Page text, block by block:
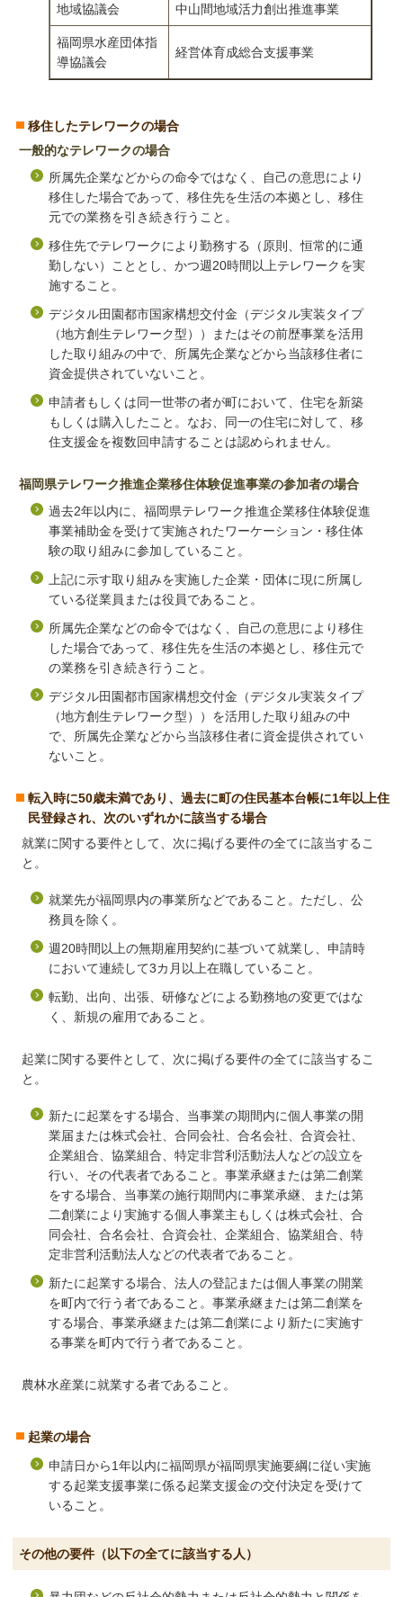
地域協議会 中山間地域活力創出推進事業
福岡県水産団体指
導協議会
経営体育成総合支援事業
移住したテレワークの場合
一般的なテレワークの場合
所属先企業などからの命令ではなく、自己の意思により
移住した場合であって、移住先を生活の本拠とし、移住
元での業務を引き続き行うこと。
移住先でテレワークにより勤務する（原則、恒常的に通
勤しない）こととし、かつ週20時間以上テレワークを実
施すること。
デジタル田園都市国家構想交付金（デジタル実装タイプ
（地方創生テレワーク型））またはその前歴事業を活用
した取り組みの中で、所属先企業などから当該移住者に
資金提供されていないこと。
申請者もしくは同一世帯の者が町において、住宅を新築
もしくは購入したこと。なお、同一の住宅に対して、移
住支援金を複数回申請することは認められません。
福岡県テレワーク推進企業移住体験促進事業の参加者の場合
過去2年以内に、福岡県テレワーク推進企業移住体験促進
事業補助金を受けて実施されたワーケーション・移住体
験の取り組みに参加していること。
上記に示す取り組みを実施した企業・団体に現に所属し
ている従業員または役員であること。
所属先企業などの命令ではなく、自己の意思により移住
した場合であって、移住先を生活の本拠とし、移住元で
の業務を引き続き行うこと。
デジタル田園都市国家構想交付金（デジタル実装タイプ
（地方創生テレワーク型））を活用した取り組みの中
で、所属先企業などから当該移住者に資金提供されてい
ないこと。
転入時に50歳未満であり、過去に町の住民基本台帳に1年以上住
民登録され、次のいずれかに該当する場合
就業に関する要件として、次に掲げる要件の全てに該当するこ
と。
就業先が福岡県内の事業所などであること。ただし、公
務員を除く。
週20時間以上の無期雇用契約に基づいて就業し、申請時
において連続して3カ月以上在職していること。
転勤、出向、出張、研修などによる勤務地の変更ではな
く、新規の雇用であること。
起業に関する要件として、次に掲げる要件の全てに該当するこ
と。
新たに起業をする場合、当事業の期間内に個人事業の開
業届または株式会社、合同会社、合名会社、合資会社、
企業組合、協業組合、特定非営利活動法人などの設立を
行い、その代表者であること。事業承継または第二創業
をする場合、当事業の施行期間内に事業承継、または第
二創業により実施する個人事業主もしくは株式会社、合
同会社、合名会社、合資会社、企業組合、協業組合、特
定非営利活動法人などの代表者であること。
新たに起業する場合、法人の登記または個人事業の開業
を町内で行う者であること。事業承継または第二創業を
する場合、事業承継または第二創業により新たに実施す
る事業を町内で行う者であること。
農林水産業に就業する者であること。
起業の場合
申請日から1年以内に福岡県が福岡県実施要綱に従い実施
する起業支援事業に係る起業支援金の交付決定を受けて
いること。
その他の要件（以下の全てに該当する人）